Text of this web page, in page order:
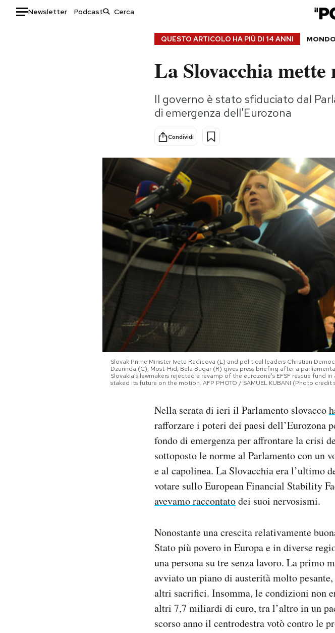
Newsletter Podcast
Consumismi
Storie/Idee
Ok Boomer!
Media
Altrecose
Mondiali calcio 2026
QUESTO ARTICOLO HA PIÙ DI 14 ANNI MONDO
La Slovacchia mette
Il governo è stato sfiduciato dal
di emergenza dell'Eurozona
Condividi
Slovak Prime Minister Iveta Radicova (L) and political leaders Christian
Dzurinda (C), Most-Hid, Bela Bugar (R) gives press briefing after a
Slovakia’s lawmakers rejected a revamp of the eurozone’s EFSF rescue
staked its future on the motion. AFP PHOTO / SAMUEL KUBANI (Photo
Nella serata di ieri il Parlamento slovacco
rafforzare i poteri dei paesi dell’Eurozona
fondo di emergenza per affrontare la crisi
sottoposto le norme al Parlamento con un
e al capolinea. La Slovacchia era l’ultimo
votare sullo European Financial Stability
avevamo raccontatodei suoi nervosismi.
Nonostante una crescita relativamente
Stato più povero in Europa e in diverse
una persona su tre senza lavoro. La primo
avviato un piano di austerità molto
altri sacrifici. Insomma, le condizioni non
altri 7,7 miliardi di euro, tra l’altro in un
scorso anno il centrodestra votò contro le